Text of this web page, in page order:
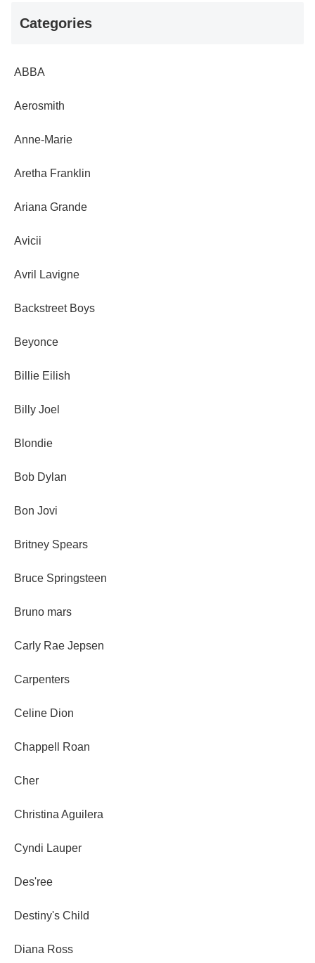
Categories
ABBA
Aerosmith
Anne-Marie
Aretha Franklin
Ariana Grande
Avicii
Avril Lavigne
Backstreet Boys
Beyonce
Billie Eilish
Billy Joel
Blondie
Bob Dylan
Bon Jovi
Britney Spears
Bruce Springsteen
Bruno mars
Carly Rae Jepsen
Carpenters
Celine Dion
Chappell Roan
Cher
Christina Aguilera
Cyndi Lauper
Des'ree
Destiny's Child
Diana Ross